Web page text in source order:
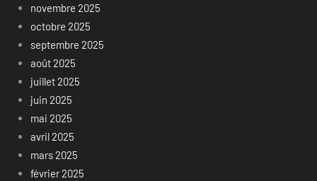
novembre 2025
octobre 2025
septembre 2025
août 2025
juillet 2025
juin 2025
mai 2025
avril 2025
mars 2025
février 2025